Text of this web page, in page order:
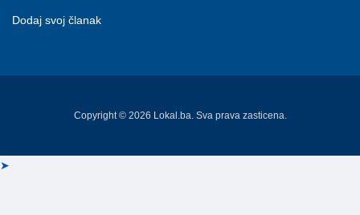
Dodaj svoj članak
Copyright © 2026 Lokal.ba. Sva prava zasticena.
➤